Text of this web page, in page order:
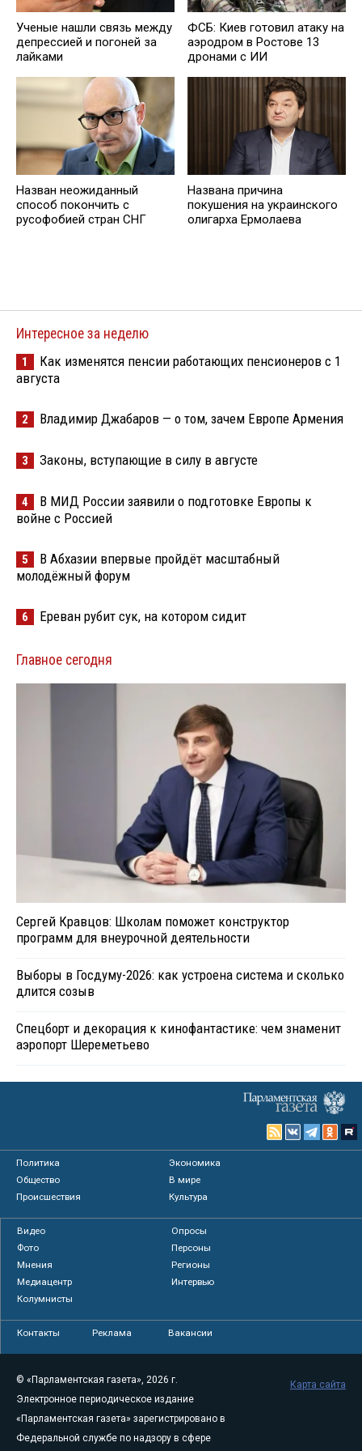
Ученые нашли связь между
депрессией и погоней за
лайками
ФСБ: Киев готовил атаку на
аэродром в Ростове 13
дронами с ИИ
Назван неожиданный
способ покончить с
русофобией стран СНГ
Названа причина
покушения на украинского
олигарха Ермолаева
Интересное за неделю
1
Как изменятся пенсии работающих пенсионеров с 1
августа
2 Владимир Джабаров — о том, зачем Европе Армения
3 Законы, вступающие в силу в августе
4
В МИД России заявили о подготовке Европы к
войне с Россией
5
В Абхазии впервые пройдёт масштабный
молодёжный форум
6 Ереван рубит сук, на котором сидит
Главное сегодня
Сергей Кравцов: Школам поможет конструктор
программ для внеурочной деятельности
Выборы в Госдуму-2026: как устроена система и сколько
длится созыв
Спецборт и декорация к кинофантастике: чем знаменит
аэропорт Шереметьево
Политика
Экономика
Общество
В мире
Происшествия
Культура
Видео
Опросы
Фото
Персоны
Мнения
Регионы
Медиацентр
Интервью
Колумнисты
Контакты Реклама Вакансии
© «Парламентская газета», 2026 г.
Электронное периодическое издание
«Парламентская газета» зарегистрировано в
Федеральной службе по надзору в сфере
Карта сайта